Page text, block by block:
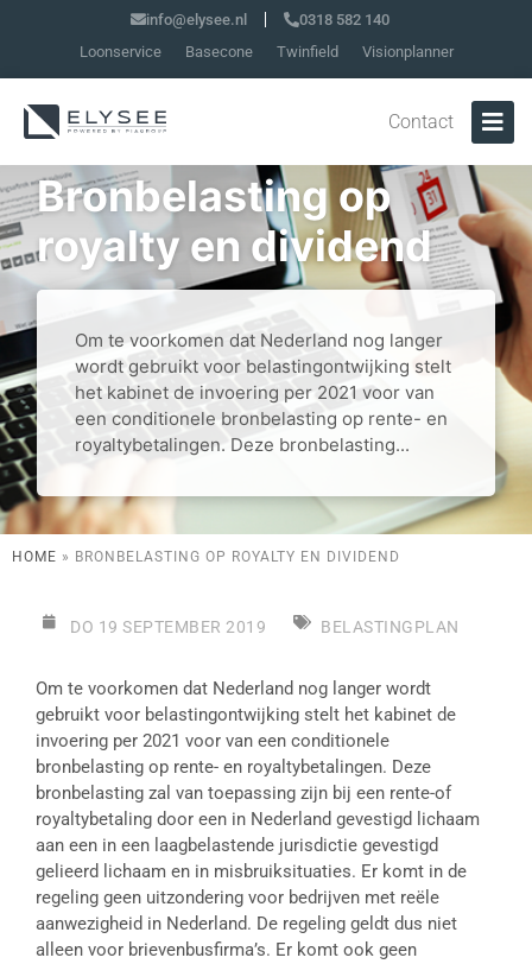
info@elysee.nl
0318 582 140
Loonservice
Basecone Twinfield Visionplanner
Contact
Bronbelasting op
royalty en dividend
Om te voorkomen dat Nederland nog langer
wordt gebruikt voor belastingontwijking stelt
het kabinet de invoering per 2021 voor van
een conditionele bronbelasting op rente- en
royaltybetalingen. Deze bronbelasting...
HOME » BRONBELASTING OP ROYALTY EN DIVIDEND
DO 19 SEPTEMBER 2019 BELASTINGPLAN
Om te voorkomen dat Nederland nog langer wordt
gebruikt voor belastingontwijking stelt het kabinet de
invoering per 2021 voor van een conditionele
bronbelasting op rente- en royaltybetalingen. Deze
bronbelasting zal van toepassing zijn bij een rente-of
royaltybetaling door een in Nederland gevestigd lichaam
aan een in een laagbelastende jurisdictie gevestigd
gelieerd lichaam en in misbruiksituaties. Er komt in de
regeling geen uitzondering voor bedrijven met reële
aanwezigheid in Nederland. De regeling geldt dus niet
alleen voor brievenbusfirma’s. Er komt ook geen